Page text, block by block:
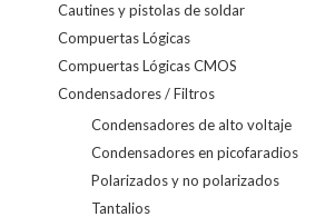
Cautines y pistolas de soldar
Compuertas Lógicas
Compuertas Lógicas CMOS
Condensadores / Filtros
Condensadores de alto voltaje
Condensadores en picofaradios
Polarizados y no polarizados
Tantalios